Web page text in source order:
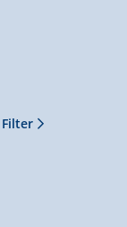
Filter